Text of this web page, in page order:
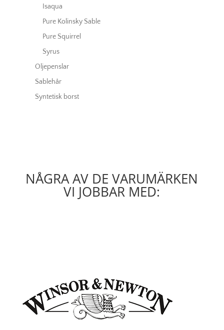
Isaqua
Pure Kolinsky Sable
Pure Squirrel
Syrus
Oljepenslar
Sablehår
Syntetisk borst
NÅGRA AV DE VARUMÄRKEN
VI JOBBAR MED: